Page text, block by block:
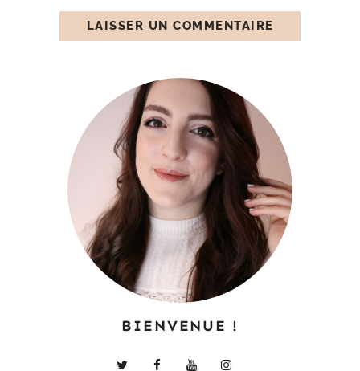
BIENVENUE !